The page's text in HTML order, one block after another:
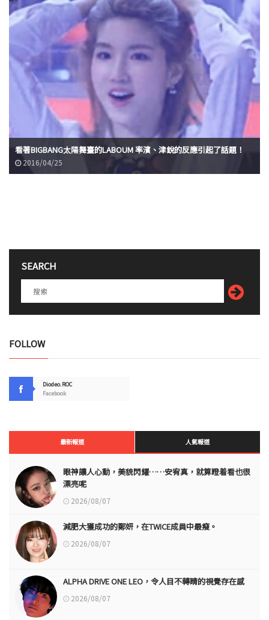
看著BIGBANG太陽舞臺的LABOUM 率濱、津銳的反應引起了話題！
2016/04/25
SEARCH
FOLLOW
Diodeo.ROC
Facebook
最新報道 人氣報道
眼神讓人心動，美貌閃耀……安宥真，就算瞪着看也很
漂亮呢
2026/08/07
減肥大獲成功的鄭妍，在TWICE成員中最瘦。
2026/08/07
ALPHA DRIVE ONE LEO，令人目不轉睛的視覺存在感
2026/08/07